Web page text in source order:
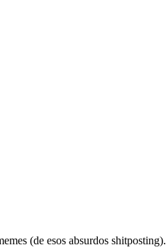
(de esos absurdos shitposting).